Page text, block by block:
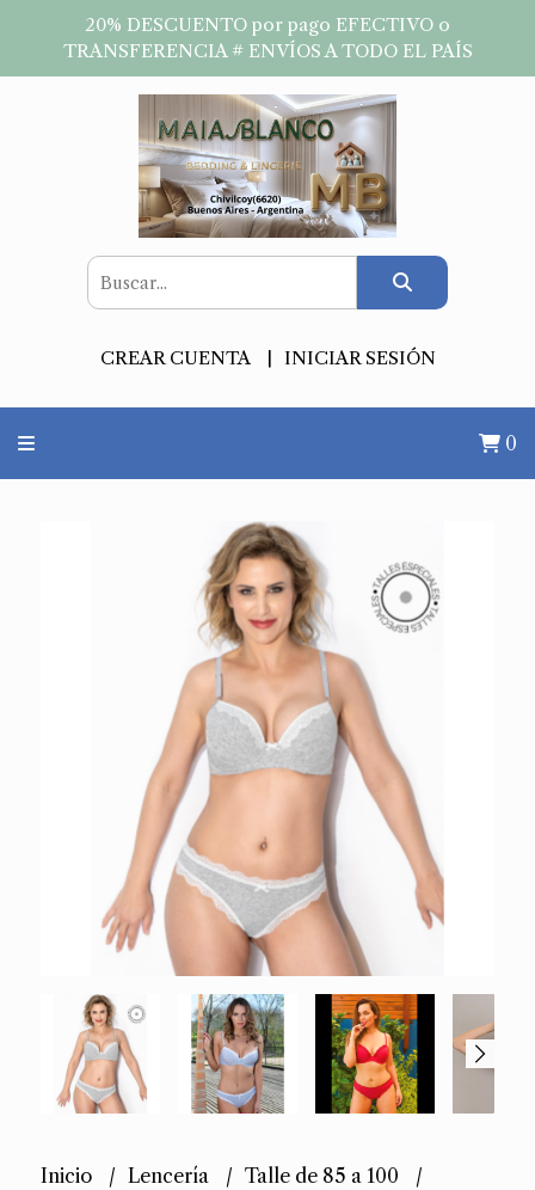
20% DESCUENTO por pago EFECTIVO o
TRANSFERENCIA # ENVÍOS A TODO EL PAÍS
CREAR CUENTA INICIAR SESIÓN
0
Inicio Lencería
Talle de 85 a 100